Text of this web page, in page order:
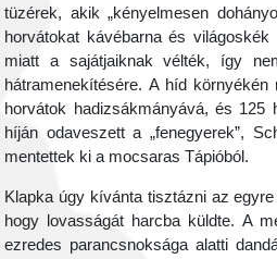
tüzérek, akik „kényelmesen
horvátokat kávébarna és
miatt a sajátjaiknak vélték, így
hátramenekítésére. A híd
horvátok hadizsákmányává, és 125
híján odaveszett a „fenegyerek”,
mentettek ki a mocsaras Tápióból.
Klapka úgy kívánta tisztázni az
hogy lovasságát harcba küldte. A
ezredes parancsnoksága alatti